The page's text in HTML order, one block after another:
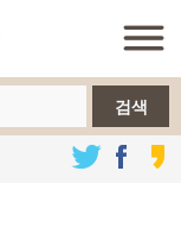
검색